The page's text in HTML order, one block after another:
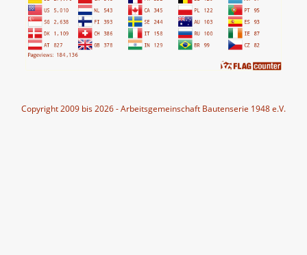
Copyright 2009 bis 2026 - Arbeitsgemeinschaft Bautenserie 1948 e.V.